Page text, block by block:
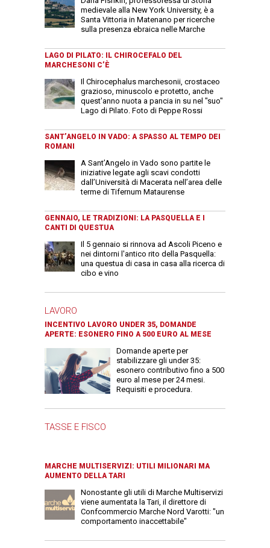
medievale alla New York University, è a
Santa Vittoria in Matenano per ricerche
sulla presenza ebraica nelle Marche
LAGO DI PILATO: IL CHIROCEFALO DEL
MARCHESONI C’È
Il Chirocephalus marchesonii, crostaceo
grazioso, minuscolo e protetto, anche
quest'anno nuota a pancia in su nel "suo"
Lago di Pilato. Foto di Peppe Rossi
SANT’ANGELO IN VADO: A SPASSO AL TEMPO DEI
ROMANI
A Sant’Angelo in Vado sono partite le
iniziative legate agli scavi condotti
dall’Università di Macerata nell’area delle
terme di Tifernum Mataurense
GENNAIO, LE TRADIZIONI: LA PASQUELLA E I
CANTI DI QUESTUA
Il 5 gennaio si rinnova ad Ascoli Piceno e
nei dintorni l'antico rito della Pasquella:
una questua di casa in casa alla ricerca di
cibo e vino
LAVORO
INCENTIVO LAVORO UNDER 35, DOMANDE
APERTE: ESONERO FINO A 500 EURO AL MESE
Domande aperte per
stabilizzare gli under 35:
esonero contributivo fino a 500
euro al mese per 24 mesi.
Requisiti e procedura.
TASSE E FISCO
MARCHE MULTISERVIZI: UTILI MILIONARI MA
AUMENTO DELLA TARI
Nonostante gli utili di Marche Multiservizi
viene aumentata la Tari, il direttore di
Confcommercio Marche Nord Varotti: "un
comportamento inaccettabile"